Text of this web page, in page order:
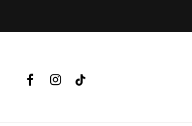
FACEBOOKINSTAGRAM
TIKTOK